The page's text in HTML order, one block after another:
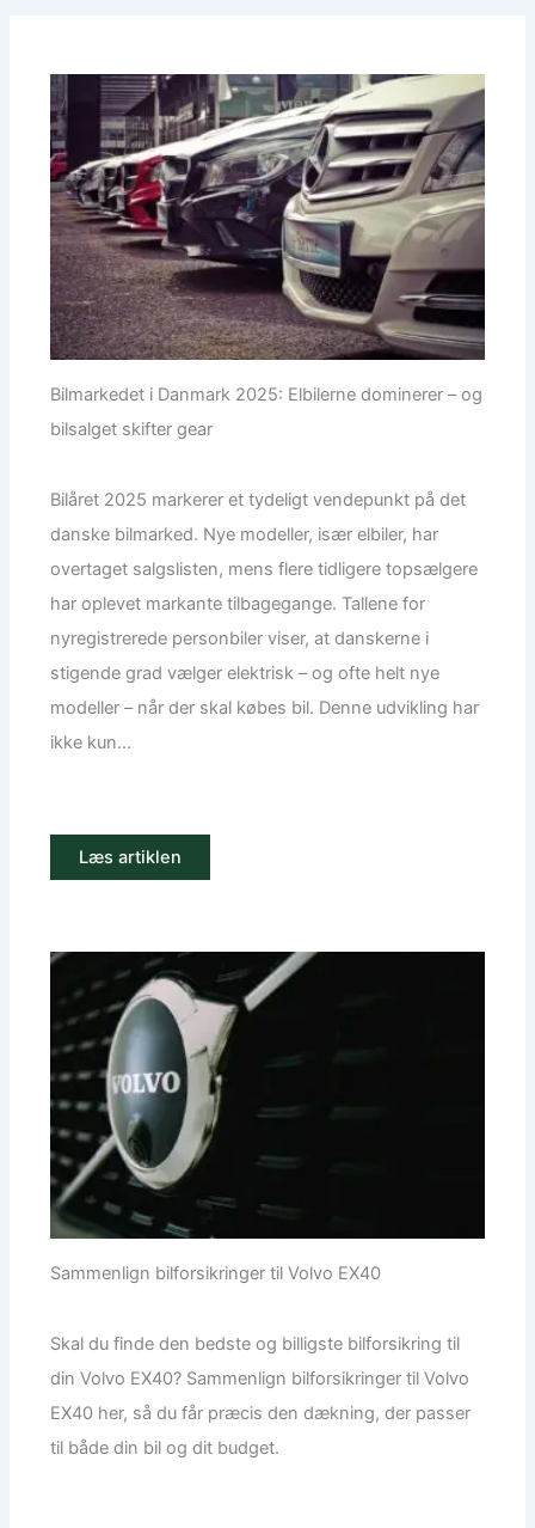
Bilmarkedet i Danmark 2025: Elbilerne dominerer – og
bilsalget skifter gear
Bilåret 2025 markerer et tydeligt vendepunkt på det
danske bilmarked. Nye modeller, især elbiler, har
overtaget salgslisten, mens flere tidligere topsælgere
har oplevet markante tilbagegange. Tallene for
nyregistrerede personbiler viser, at danskerne i
stigende grad vælger elektrisk – og ofte helt nye
modeller – når der skal købes bil. Denne udvikling har
ikke kun...
Læs artiklen
Sammenlign bilforsikringer til Volvo EX40
Skal du finde den bedste og billigste bilforsikring til
din Volvo EX40? Sammenlign bilforsikringer til Volvo
EX40 her, så du får præcis den dækning, der passer
til både din bil og dit budget.